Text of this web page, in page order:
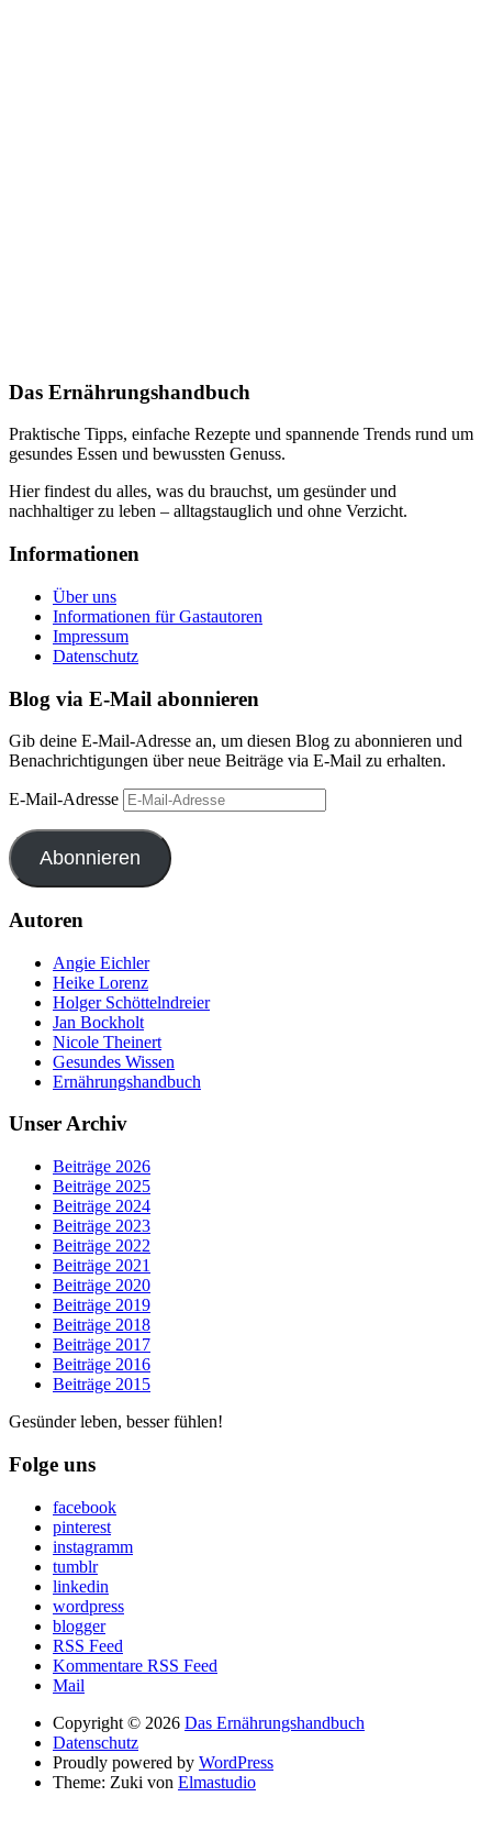
Das Ernährungshandbuch
Praktische Tipps, einfache Rezepte und spannende Trends rund um
gesundes Essen und bewussten Genuss.
Hier findest du alles, was du brauchst, um gesünder und
nachhaltiger zu leben – alltagstauglich und ohne Verzicht.
Informationen
Über uns
Informationen für Gastautoren
Impressum
Datenschutz
Blog via E-Mail abonnieren
Gib deine E-Mail-Adresse an, um diesen Blog zu abonnieren und
Benachrichtigungen über neue Beiträge via E-Mail zu erhalten.
E-Mail-Adresse
Abonnieren
Autoren
Angie Eichler
Heike Lorenz
Holger Schöttelndreier
Jan Bockholt
Nicole Theinert
Gesundes Wissen
Ernährungshandbuch
Unser Archiv
Beiträge 2026
Beiträge 2025
Beiträge 2024
Beiträge 2023
Beiträge 2022
Beiträge 2021
Beiträge 2020
Beiträge 2019
Beiträge 2018
Beiträge 2017
Beiträge 2016
Beiträge 2015
Gesünder leben, besser fühlen!
Folge uns
facebook
pinterest
instagramm
tumblr
linkedin
wordpress
blogger
RSS Feed
Kommentare RSS Feed
Mail
Copyright © 2026 Das Ernährungshandbuch
Datenschutz
Proudly powered by WordPress
Theme: Zuki von Elmastudio